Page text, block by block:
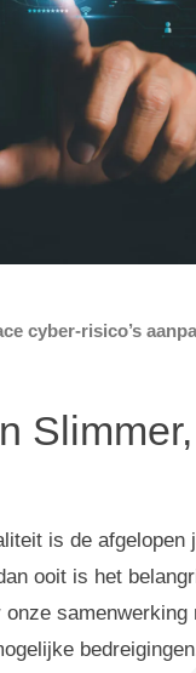
cyber-risico’s
is de
ooit is het